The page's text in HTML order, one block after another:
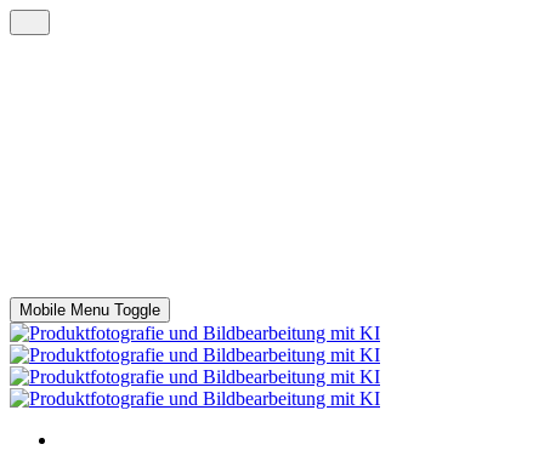
Mobile Menu Toggle